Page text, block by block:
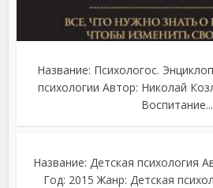
Название: Психологос.
психологии Автор: Николай
Воспитание...
Название: Детская психология
Год: 2015 Жанр: Детская